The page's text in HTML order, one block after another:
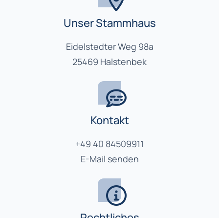
Unser Stammhaus
Eidelstedter Weg 98a
25469 Halstenbek
Kontakt
+49 40 84509911
E-Mail senden